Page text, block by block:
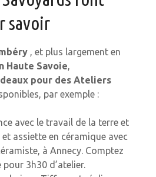
savoir
, et plus largement en
Haute Savoie,
pour des Ateliers
par exemple :
avec le travail de la terre et
assiette en céramique avec
à Annecy. Comptez
3h30 d’atelier.